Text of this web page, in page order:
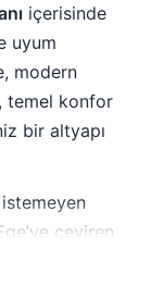
içerisinde
uyum
modern
temel konfor
bir altyapı
çeviren
için ideal bir